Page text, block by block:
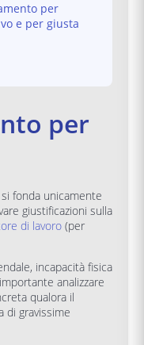
per
e per giusta
per
si fonda unicamente
giustificazioni sulla
di lavoro (per
incapacità fisica
analizzare
qualora il
di gravissime